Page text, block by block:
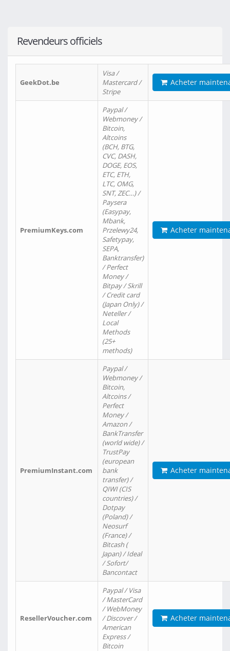
Revendeurs officiels
GeekDot.be
Visa /
Mastercard /
Stripe
Acheter
PremiumKeys.com
Paypal /
Webmoney /
Bitcoin,
Altcoins
(BCH, BTG,
CVC, DASH,
DOGE, EOS,
ETC, ETH,
LTC, OMG,
SNT, ZEC…) /
Paysera
(Easypay,
Mbank,
Przelewy24,
Safetypay,
SEPA,
Banktransfer)
/ Perfect
Money /
Bitpay / Skrill
/ Credit card
(Japan Only) /
Neteller /
Local
Methods
(25+
methods)
Acheter
PremiumInstant.com
Paypal /
Webmoney /
Bitcoin,
Altcoins /
Perfect
Money /
Amazon /
BankTransfer
(world wide) /
TrustPay
(european
bank
transfer) /
QIWI (CIS
countries) /
Dotpay
(Poland) /
Neosurf
(France) /
Bitcash (
Japan) / Ideal
/ Sofort/
Bancontact
Acheter
ResellerVoucher.com
Paypal / Visa
/ MasterCard
/ WebMoney
/ Discover /
American
Express /
Bitcoin
Acheter